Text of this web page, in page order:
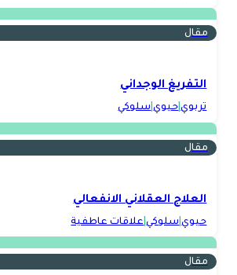
مقال
التفريغ الوجداني
تربوي|حيوي|سلوكي
مقال
العلاج العقلاني الانفعالي
حيوي|سلوكي|علاقات عاطفية
مقال